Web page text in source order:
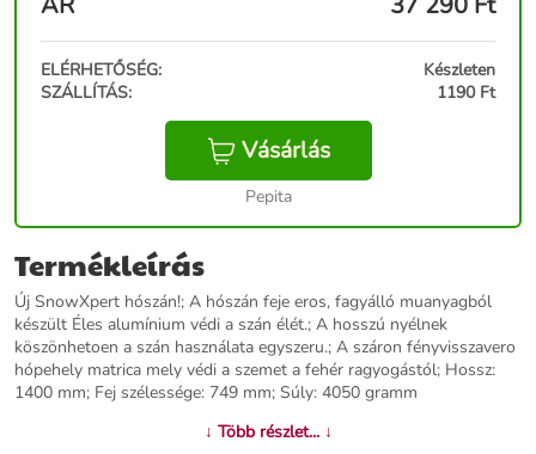
ELÉRHETŐSÉG:
Készleten
SZÁLLÍTÁS:
1190 Ft
Vásárlás
Pepita
Termékleírás
Új SnowXpert hószán!; A hószán feje eros, fagyálló muanyagból
készült Éles alumínium védi a szán élét.; A hosszú nyélnek
köszönhetoen a szán használata egyszeru.; A száron fényvisszavero
hópehely matrica mely védi a szemet a fehér ragyogástól; Hossz:
1400 mm; Fej szélessége: 749 mm; Súly: 4050 gramm
↓ Több részlet... ↓